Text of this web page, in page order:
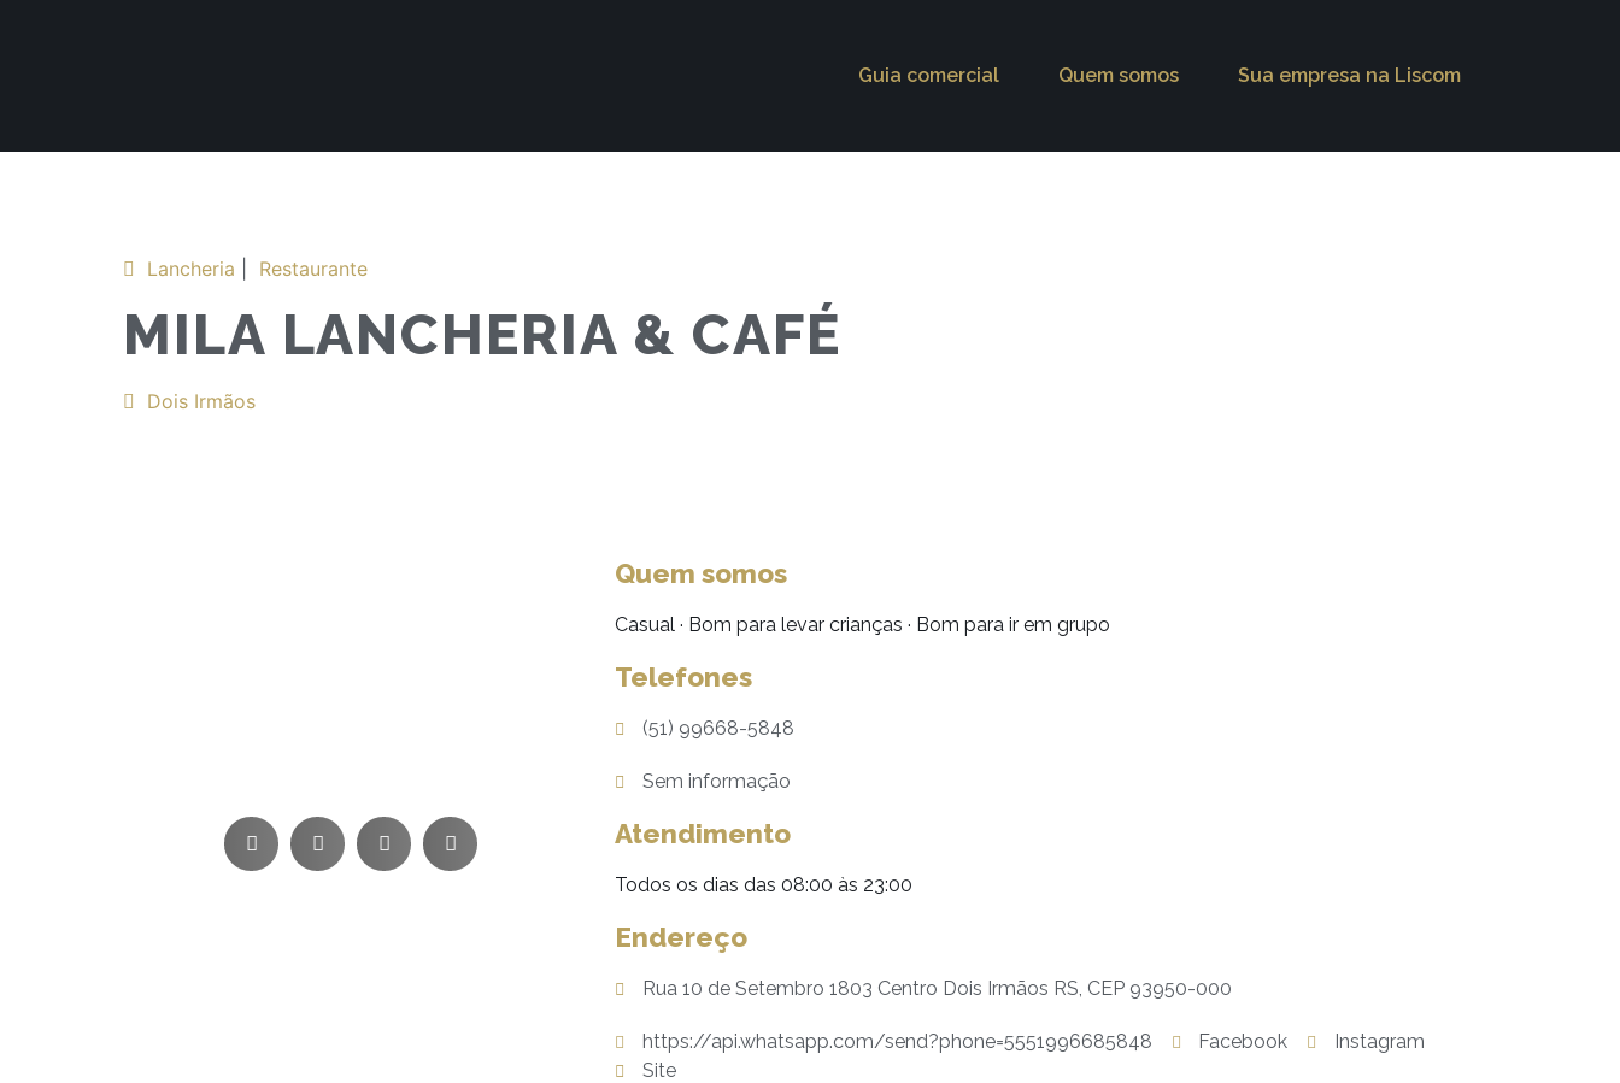
Guia comercial Quem somos Sua empresa na Liscom
Lancheria Restaurante
MILA LANCHERIA & CAFÉ
Dois Irmãos
Quem somos
Casual · Bom para levar crianças · Bom para ir em grupo
Telefones
(51) 99668-5848
Sem informação
Atendimento
Todos os dias das 08:00 às 23:00
Endereço
Rua 10 de Setembro 1803 Centro Dois Irmãos RS, CEP 93950-000
https://api.whatsapp.com/send?phone=5551996685848 Facebook
Instagram
Site